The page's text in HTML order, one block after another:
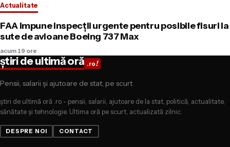
Actualitate
FAA impune inspecții urgente pentru posibile fisuri la
sute de avioane Boeing 737 Max
acum 19 ore
știri de ultimă oră .ro!
Pensii, salarii și ajutoare de stat, pe scurt
știri de ultimă oră .ro - pensii, salarii, ajutoare de la stat, politică, actualitate,
sănătate și tehnologie. Ultima oră pe scurt, actualizată zilnic.
DESPRE NOI CONTACT